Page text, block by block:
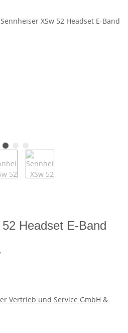
Headset E-Band
Vertrieb und Service GmbH &